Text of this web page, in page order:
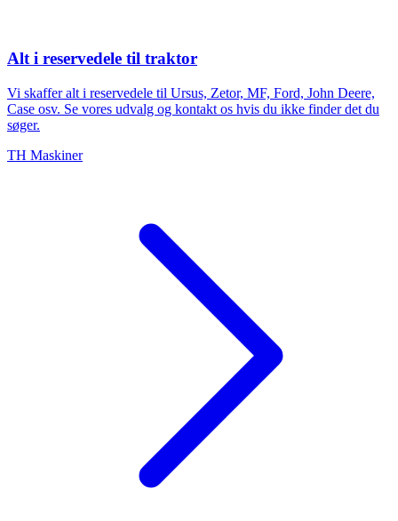
Alt i reservedele til traktor
Vi skaffer alt i reservedele til Ursus, Zetor, MF, Ford, John Deere,
Case osv. Se vores udvalg og kontakt os hvis du ikke finder det du
søger.
TH Maskiner